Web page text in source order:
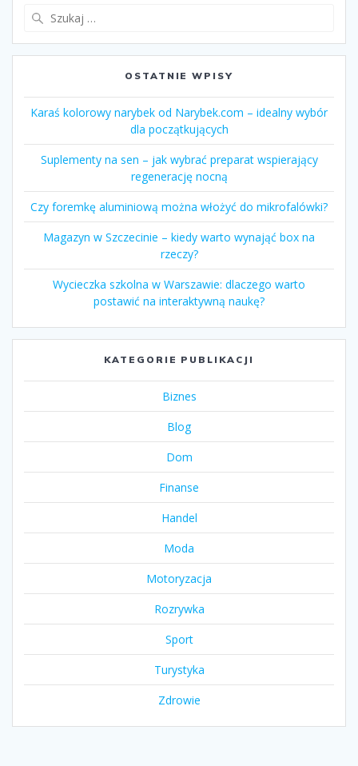
OSTATNIE WPISY
Karaś kolorowy narybek od Narybek.com – idealny wybór
dla początkujących
Suplementy na sen – jak wybrać preparat wspierający
regenerację nocną
Czy foremkę aluminiową można włożyć do mikrofalówki?
Magazyn w Szczecinie – kiedy warto wynająć box na
rzeczy?
Wycieczka szkolna w Warszawie: dlaczego warto
postawić na interaktywną naukę?
KATEGORIE PUBLIKACJI
Biznes
Blog
Dom
Finanse
Handel
Moda
Motoryzacja
Rozrywka
Sport
Turystyka
Zdrowie